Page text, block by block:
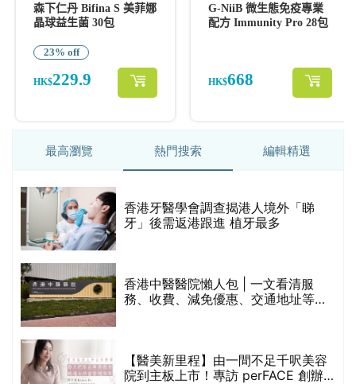
最高瀏覽 熱門搜索 編輯精選
香港牙醫學會調查揭港人境外「睇
牙」後需返港跟進 植牙最多
香港中醫醫院懶人包 | 一文看清服
務、收費、減免優惠、交通地址等
【醫美新里程】由一間不足千呎美容
院到主板上市！專訪 perFACE 創辦